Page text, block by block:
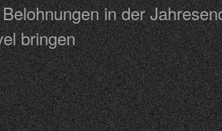
in der
bringen